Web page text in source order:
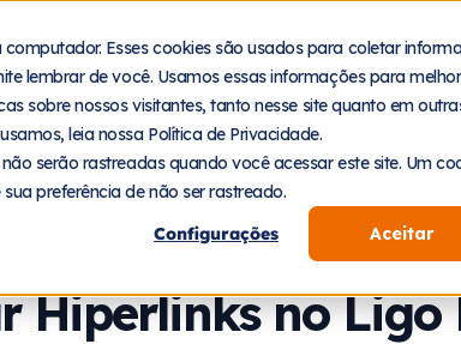
computador. Esses cookies são usados para coletar
lembrar de você. Usamos essas informações para
sobre nossos visitantes, tanto nesse site quanto em
leia nossa Política de Privacidade.
serão rastreadas quando você acessar este site. Um
preferência de não ser rastreado.
Configurações
Aceitar
Plataforma Segmentos
Hiperlinks no Ligo